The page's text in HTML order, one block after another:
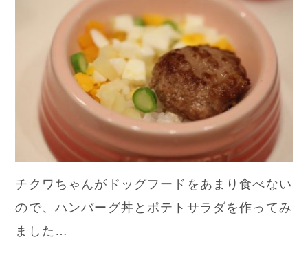
チクワちゃんがドッグフードをあまり食べない
ので、ハンバーグ丼とポテトサラダを作ってみ
ました…